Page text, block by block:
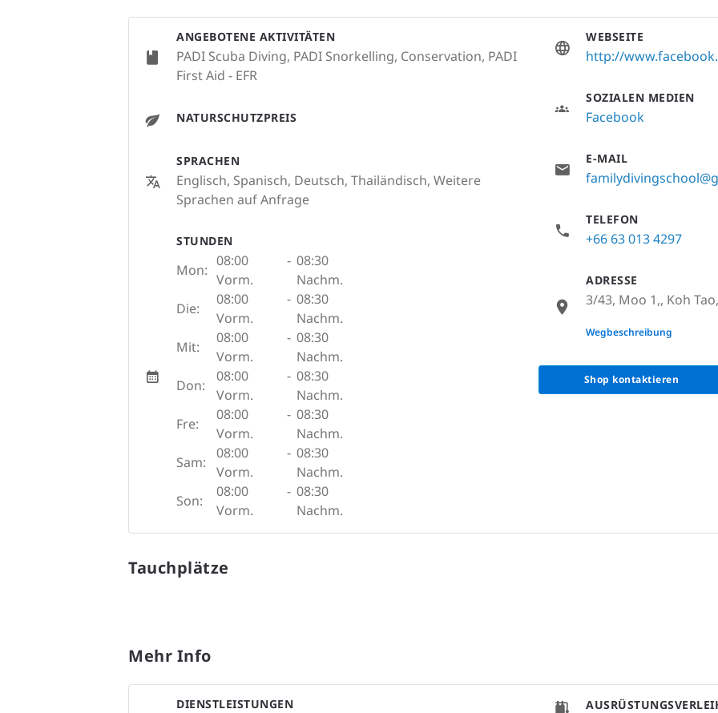
ANGEBOTENE AKTIVITÄTEN
PADI Scuba Diving, PADI Snorkelling, Conservation, PADI
First Aid - EFR
NATURSCHUTZPREIS
SPRACHEN
Englisch, Spanisch, Deutsch, Thailändisch, Weitere
Sprachen auf Anfrage
STUNDEN
Mon:
08:00
Vorm.
- 08:30
Nachm.
Die:
08:00
Vorm.
- 08:30
Nachm.
Mit:
08:00
Vorm.
- 08:30
Nachm.
Don:
08:00
Vorm.
- 08:30
Nachm.
Fre:
08:00
Vorm.
- 08:30
Nachm.
Sam:
08:00
Vorm.
- 08:30
Nachm.
Son:
08:00
Vorm.
- 08:30
Nachm.
WEBSEITE
http://
SOZIALEN MEDIEN
Facebook
E-MAIL
TELEFON
+66 63 013 4297
ADRESSE
3/43, Moo 1,, Koh
None
Wegbeschreibung
Shop kontaktieren
Tauchplätze
Mehr Info
DIENSTLEISTUNGEN